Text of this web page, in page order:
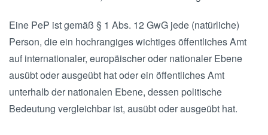
Eine PeP ist gemäß § 1 Abs. 12 GwG jede (natürliche)
Person, die ein hochrangiges wichtiges öffentliches Amt
auf internationaler, europäischer oder nationaler Ebene
ausübt oder ausgeübt hat oder ein öffentliches Amt
unterhalb der nationalen Ebene, dessen politische
Bedeutung vergleichbar ist, ausübt oder ausgeübt hat.